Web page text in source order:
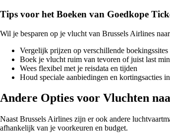
Tips voor het Boeken van Goedkope
Wil je besparen op je vlucht van Brussels Airlines
Vergelijk prijzen op verschillende boekingssites
Boek je vlucht ruim van tevoren of juist last
Wees flexibel met je reisdata en tijden
Houd speciale aanbiedingen en kortingsacties
Andere Opties voor Vluchten
Naast Brussels Airlines zijn er ook andere
afhankelijk van je voorkeuren en budget.